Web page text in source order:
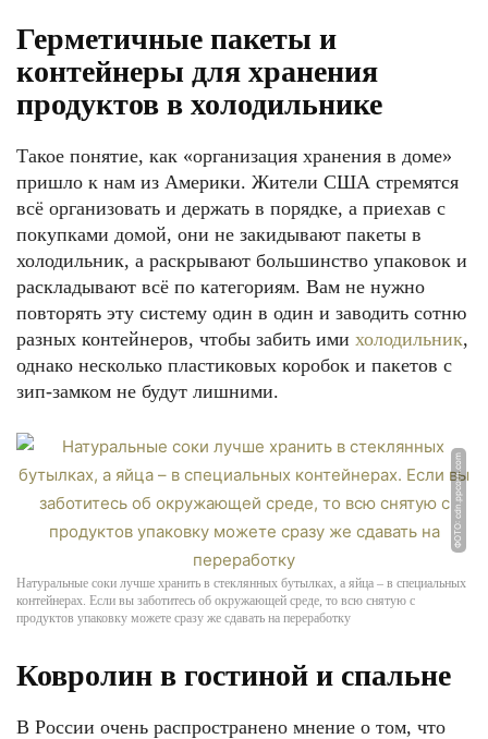
Герметичные пакеты и
контейнеры для хранения
продуктов в холодильнике
Такое понятие, как «организация хранения в доме»
пришло к нам из Америки. Жители США стремятся
всё организовать и держать в порядке, а приехав с
покупками домой, они не закидывают пакеты в
холодильник, а раскрывают большинство упаковок и
раскладывают всё по категориям. Вам не нужно
повторять эту систему один в один и заводить сотню
разных контейнеров, чтобы забить ими холодильник,
однако несколько пластиковых коробок и пакетов с
зип-замком не будут лишними.
ФОТО: cdn.ppcorn.com
Натуральные соки лучше хранить в стеклянных бутылках, а яйца – в специальных
контейнерах. Если вы заботитесь об окружающей среде, то всю снятую с
продуктов упаковку можете сразу же сдавать на переработку
Ковролин в гостиной и спальне
В России очень распространено мнение о том, что